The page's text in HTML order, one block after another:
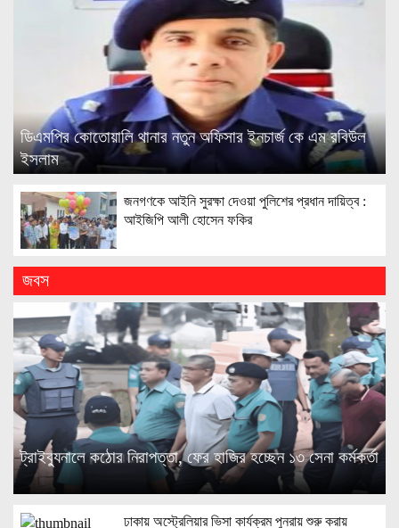
ডিএমপির কোতোয়ালি থানার নতুন অফিসার ইনচার্জ কে এম রবিউল
ইসলাম
জনগণকে আইনি সুরক্ষা দেওয়া পুলিশের প্রধান দায়িত্ব :
আইজিপি আলী হোসেন ফকির
জবস
ট্রাইব্যুনালে কঠোর নিরাপত্তা, ফের হাজির হচ্ছেন ১৩ সেনা কর্মকর্তা
ঢাকায় অস্ট্রেলিয়ার ভিসা কার্যক্রম পুনরায় শুরু করায়